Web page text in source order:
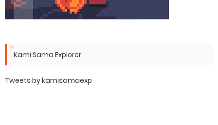
Kami Sama Explorer
Tweets by kamisamaexp